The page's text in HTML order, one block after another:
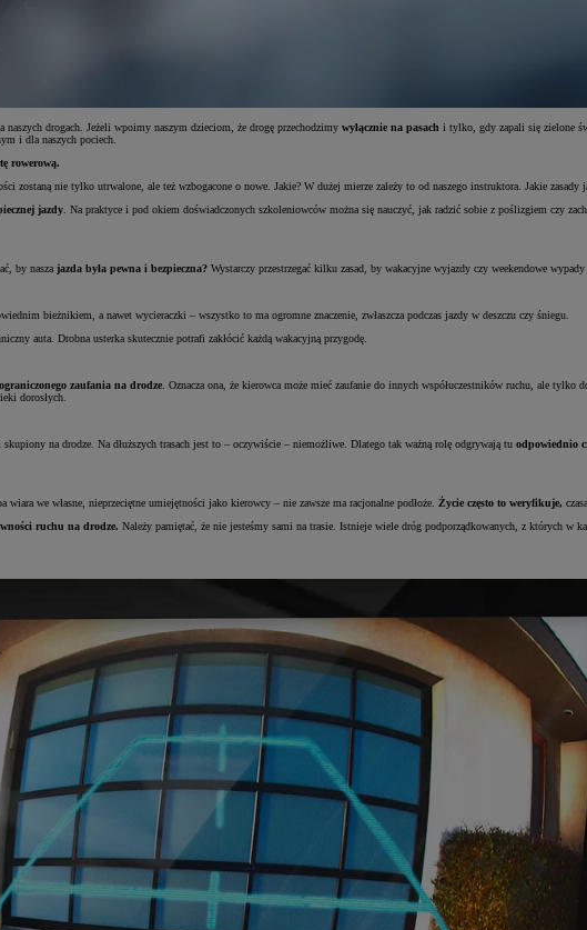
drogach. Jeżeli wpoimy naszym dzieciom, że drogę przechodzimy wyłącznie na pasach i tylko, gdy zapali się zielone
i dla naszych pociech.
rowerową.
zostaną nie tylko utrwalone, ale też wzbogacone o nowe. Jakie? W dużej mierze zależy to od naszego instruktora. Jakie zasady
jazdy . Na praktyce i pod okiem doświadczonych szkoleniowców można się nauczyć, jak radzić sobie z poślizgiem czy
by nasza jazda była pewna i bezpieczna? Wystarczy przestrzegać kilku zasad, by wakacyjne wyjazdy czy weekendowe
bieżnikiem, a nawet wycieraczki – wszystko to ma ogromne znaczenie, zwłaszcza podczas jazdy w deszczu czy śniegu.
auta. Drobna usterka skutecznie potrafi zakłócić każdą wakacyjną przygodę.
zaufania na drodze . Oznacza ona, że kierowca może mieć zaufanie do innych współuczestników ruchu, ale
dorosłych.
na drodze. Na dłuższych trasach jest to – oczywiście – niemożliwe. Dlatego tak ważną rolę odgrywają tu odpowiednio
wiara we własne, nieprzeciętne umiejętności jako kierowcy – nie zawsze ma racjonalne podłoże. Życie często to weryfikuje,
ruchu na drodze. Należy pamiętać, że nie jesteśmy sami na trasie. Istnieje wiele dróg podporządkowanych, z których w